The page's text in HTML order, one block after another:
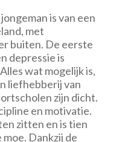
is van een
met
buiten. De eerste
depressie is
wat mogelijk is,
liefhebberij van
zijn dicht.
en motivatie.
zitten en is tien
moe. Dankzij de